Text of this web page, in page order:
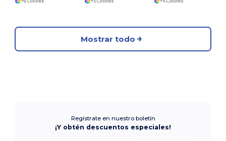
Mostrar todo
Regístrate en nuestro boletín
¡Y obtén descuentos especiales!